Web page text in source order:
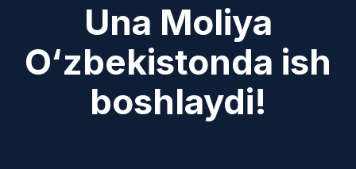
Una Moliya
O‘zbekistonda ish
boshlaydi!